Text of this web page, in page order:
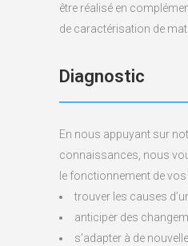
être réalisé en
de caractérisation de
Diagnostic
En nous appuyant sur
connaissances, nous
le fonctionnement de
trouver les causes
anticiper des
s’adapter à de